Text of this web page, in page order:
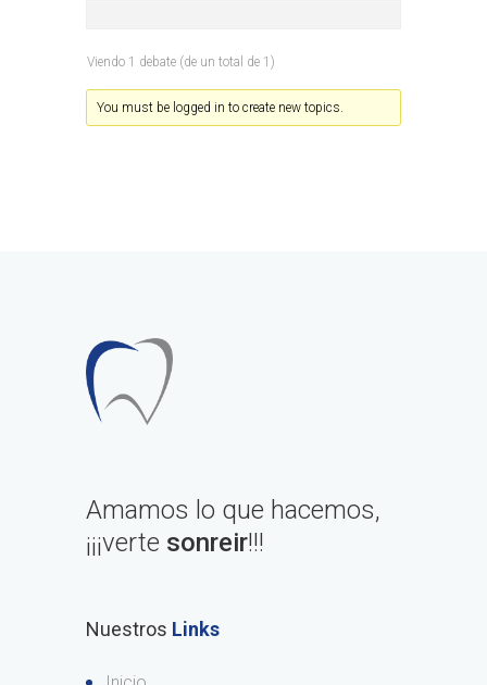
Viendo 1 debate (de un total de 1)
You must be logged in to create new topics.
Amamos lo que hacemos,
¡¡¡verte sonreir!!!
Nuestros Links